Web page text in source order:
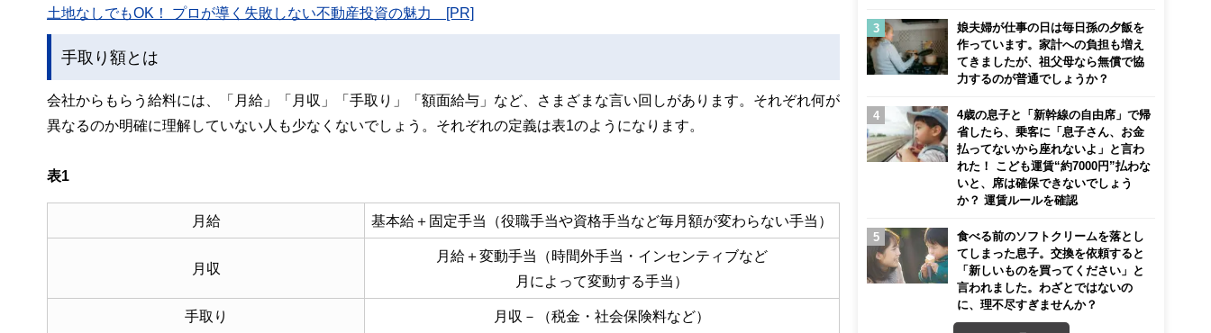
土地なしでもOK！ プロが導く失敗しない不動産投資の魅力 [PR]
手取り額とは
会社からもらう給料には、「月給」「月収」「手取り」「額面給与」など、さまざまな言い回しがあります。それぞれ何が
異なるのか明確に理解していない人も少なくないでしょう。それぞれの定義は表1のようになります。
表1
月給 基本給＋固定手当（役職手当や資格手当など毎月額が変わらない手当）
月収
月給＋変動手当（時間外手当・インセンティブなど
月によって変動する手当）
手取り 月収－（税金・社会保険料など）
娘夫婦が仕事の日は毎日孫の夕飯を
作っています。家計への負担も増え
てきましたが、祖父母なら無償で協
力するのが普通でしょうか？
4歳の息子と「新幹線の自由席」で帰
省したら、乗客に「息子さん、お金
払ってないから座れないよ」と言わ
れた！ こども運賃“約7000円”払わな
いと、席は確保できないでしょう
か？ 運賃ルールを確認
食べる前のソフトクリームを落とし
てしまった息子。交換を依頼すると
「新しいものを買ってください」と
言われました。わざとではないの
に、理不尽すぎませんか？